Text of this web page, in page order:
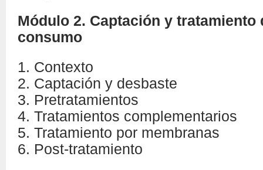
Módulo 2. Captación y tratamiento
consumo
1. Contexto
2. Captación y desbaste
3. Pretratamientos
4. Tratamientos complementarios
5. Tratamiento por membranas
6. Post-tratamiento